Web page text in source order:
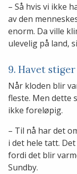
– Så hvis vi ikke
av den
enorm. Da ville
ulevelig på land,
9. Havet
Når kloden blir
fleste. Men dette
ikke foreløpig.
– Til nå har det
i det hele tatt.
fordi det blir
Sundby.